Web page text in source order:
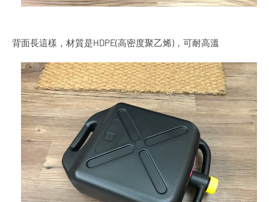
背面長這樣，材質是HDPE(高密度聚乙烯)，可耐高溫